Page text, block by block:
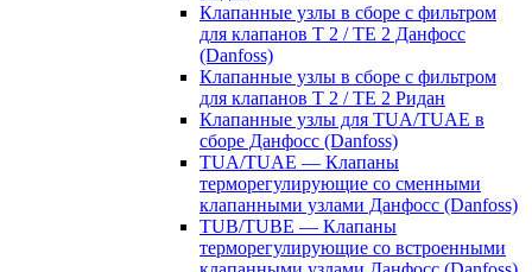
Клапанные узлы в сборе с фильтром
для клапанов T 2 / TE 2 Данфосс
(Danfoss)
Клапанные узлы в сборе с фильтром
для клапанов T 2 / TE 2 Ридан
Клапанные узлы для TUA/TUAE в
сборе Данфосс (Danfoss)
TUA/TUAE — Клапаны
терморегулирующие со сменными
клапанными узлами Данфосс (Danfoss)
TUB/TUBE — Клапаны
терморегулирующие со встроенными